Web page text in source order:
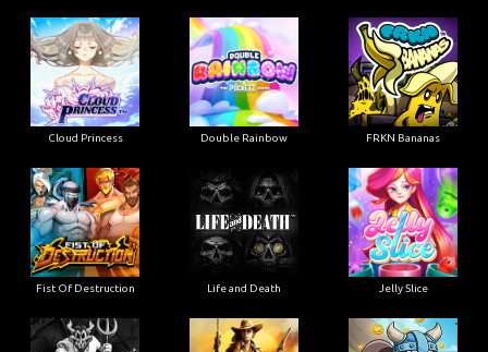
Cloud Princess Double Rainbow FRKN Bananas
Fist Of Destruction Life and Death Jelly Slice